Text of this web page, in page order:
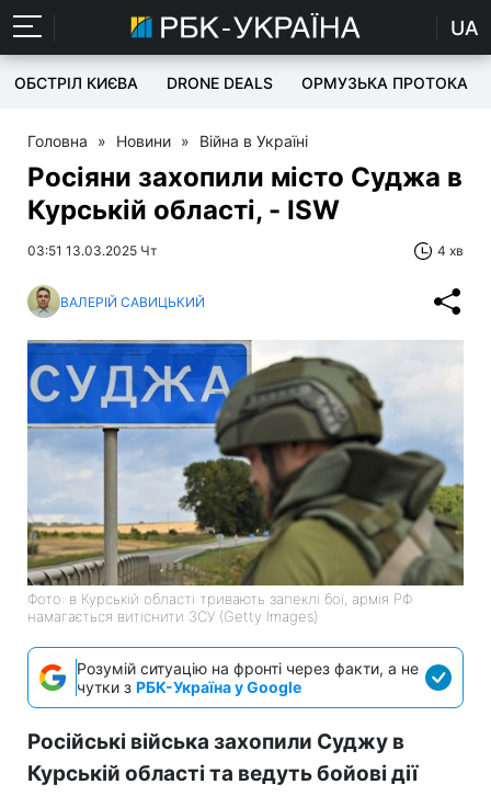
UA
ОБСТРІЛ КИЄВА DRONE DEALS ОРМУЗЬКА ПРОТОКА
Головна » Новини » Війна в Україні
Росіяни захопили місто Суджа в
Курській області, - ISW
03:51 13.03.2025 Чт 4 хв
ВАЛЕРІЙ САВИЦЬКИЙ
Фото: в Курській області тривають запеклі бої, армія РФ
намагається витіснити ЗСУ (Getty Images)
Розумій ситуацію на фронті через факти, а не
чутки з РБК-Україна у Google
Російські війська захопили Суджу в
Курській області та ведуть бойові дії